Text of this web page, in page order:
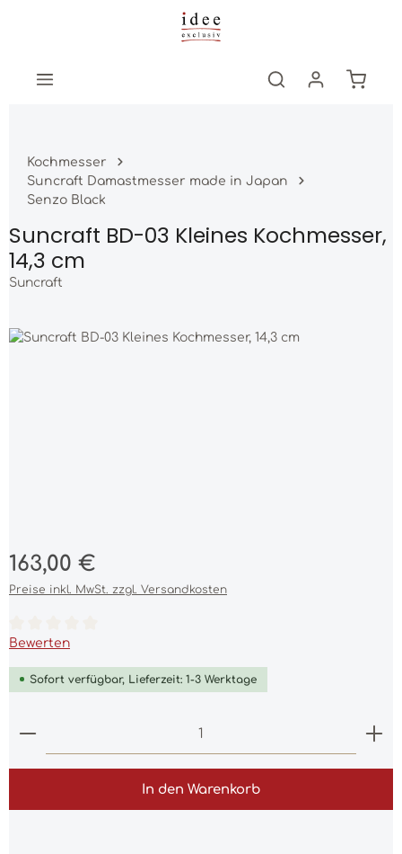
Zum Hauptinhalt springen
Kochmesser
Suncraft Damastmesser made in Japan
Senzo Black
Suncraft BD-03 Kleines Kochmesser,
14,3 cm
Suncraft
Bildergalerie überspringen
Regulärer Preis:
163,00 €
Preise inkl. MwSt. zzgl. Versandkosten
Durchschnittliche Bewertung von 0 von 5 Sternen
Bewerten
Sofort verfügbar, Lieferzeit: 1-3 Werktage
Produkt Anzahl: Gib den gewünschten Wert
In den Warenkorb